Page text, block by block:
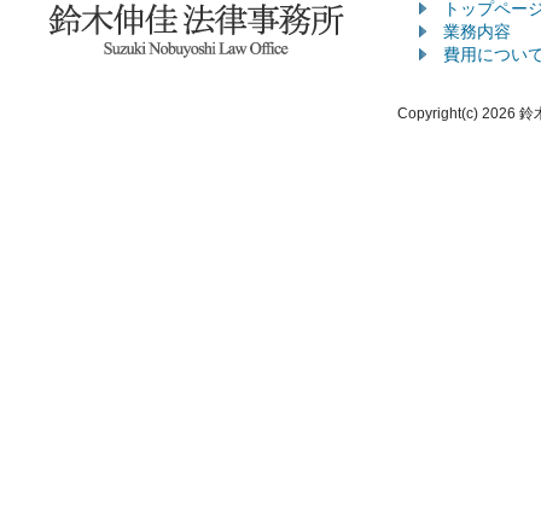
トップペー
業務内容
費用につい
Copyright(c) 2026 鈴